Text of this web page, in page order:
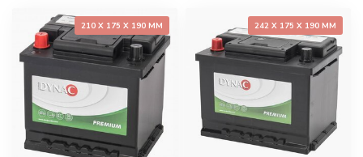
210 X 175 X 190 MM 242 X 175 X 190 MM